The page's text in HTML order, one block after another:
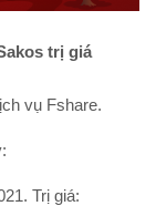
trị giá
vụ Fshare.
Trị giá: